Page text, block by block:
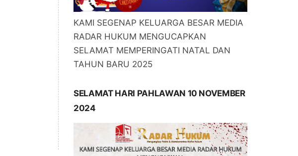
KAMI SEGENAP KELUARGA BESAR MEDIA
RADAR HUKUM MENGUCAPKAN
SELAMAT MEMPERINGATI NATAL DAN
TAHUN BARU 2025
SELAMAT HARI PAHLAWAN 10 NOVEMBER
2024